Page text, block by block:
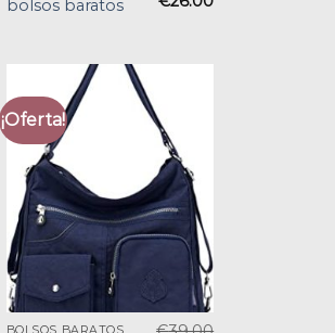
bolsos baratos
¡Oferta!